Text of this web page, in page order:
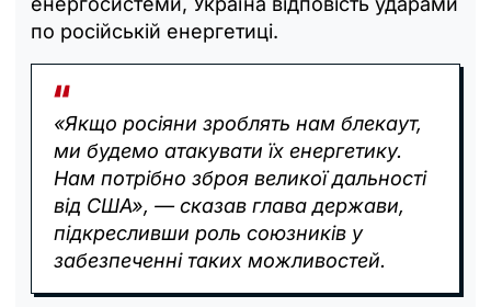
по російській енергетиці.
«Якщо росіяни зроблять нам блекаут,
ми будемо атакувати їх енергетику.
Нам потрібно зброя великої дальності
від США», — сказав глава держави,
підкресливши роль союзників у
забезпеченні таких можливостей.